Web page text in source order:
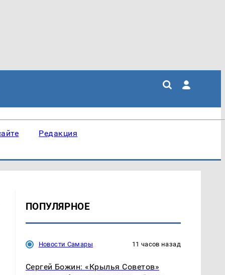
Редакция
ПОПУЛЯРНОЕ
Новости Самары 11 часов назад
Сергей Божин: «Крылья Советов»